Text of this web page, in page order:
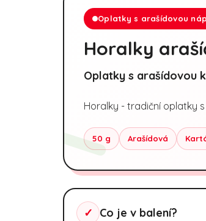
Oplatky s arašídovou
Horalky
Oplatky s arašídovou
Horalky - tradiční oplatky
50 g Arašídová
✓ Co je v balení?